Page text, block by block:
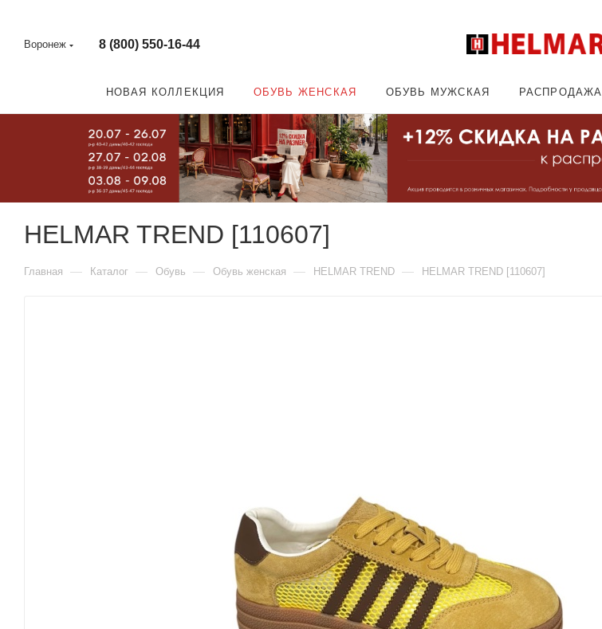
Воронеж 8 (800) 550-16-44
НОВАЯ КОЛЛЕКЦИЯ ОБУВЬ ЖЕНСКАЯ ОБУВЬ МУЖСКАЯ РАСПРОДАЖА
HELMAR TREND [110607]
Главная — Каталог — Обувь — Обувь женская — HELMAR TREND — HELMAR TREND [110607]